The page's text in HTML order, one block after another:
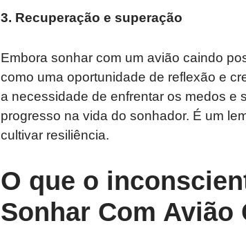
3. Recuperação e superação
Embora sonhar com um avião caindo
como uma oportunidade de reflexão e
a necessidade de enfrentar os medos e
progresso na vida do sonhador. É um
cultivar resiliência.
O que o
Sonhar Com Avião